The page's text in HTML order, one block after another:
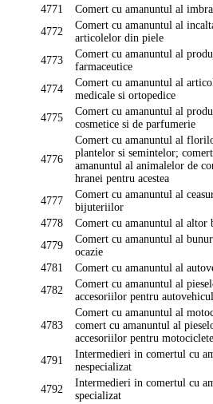
4771
Comert cu amanuntul al
4772
Comert cu amanuntul al
articolelor din piele
4773
Comert cu amanuntul al
farmaceutice
4774
Comert cu amanuntul al
medicale si ortopedice
4775
Comert cu amanuntul al
cosmetice si de parfumerie
4776
Comert cu amanuntul al
plantelor si semintelor;
amanuntul al animalelor de
hranei pentru acestea
4777
Comert cu amanuntul al
bijuteriilor
4778
Comert cu amanuntul al altor
4779
Comert cu amanuntul al
ocazie
4781
Comert cu amanuntul al
4782
Comert cu amanuntul al
accesoriilor pentru
4783
Comert cu amanuntul al
comert cu amanuntul al
accesoriilor pentru motociclete
4791
Intermedieri in comertul cu
nespecializat
4792
Intermedieri in comertul cu
specializat